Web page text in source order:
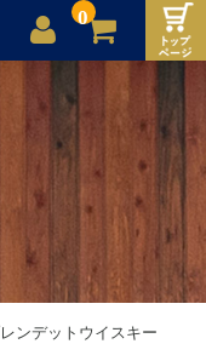
0
ンデットウイスキー